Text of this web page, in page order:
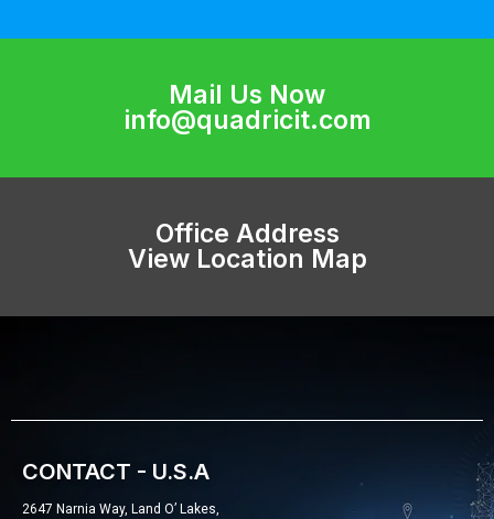
Mail Us Now
info@quadricit.com
Office Address
View Location Map
CONTACT - U.S.A
2647 Narnia Way, Land O’ Lakes,